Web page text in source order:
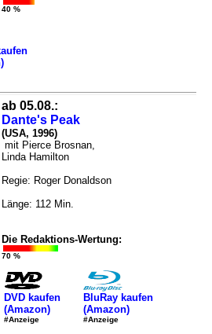
40 %
ab 05.08.:
Dante's Peak
(USA, 1996)
mit Pierce Brosnan,
Linda Hamilton
Regie: Roger Donaldson
Länge: 112 Min.
Die Redaktions-Wertung:
70 %
DVD kaufen
(Amazon)
#Anzeige
BluRay kaufen
(Amazon)
#Anzeige